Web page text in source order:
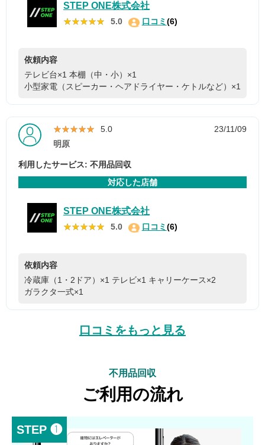
STEP ONE株式会社
★★★★★
★★★★★ 5.0 口コミ(6)
依頼内容
テレビ台×1 本棚（中・小）×1
小型家電（スピーカー・ヘアドライヤー・ケトルなど）×1
★★★★★
★★★★★ 5.0
23/11/09
明原
利用したサービス: 不用品回収
対応した店舗
STEP ONE株式会社
★★★★★
★★★★★ 5.0 口コミ(6)
依頼内容
冷蔵庫（1・2ドア）×1 テレビ×1 キャリーケース×2
ガラクタ一式×1
口コミをもっと見る
不用品回収
ご利用の流れ
STEP ❶